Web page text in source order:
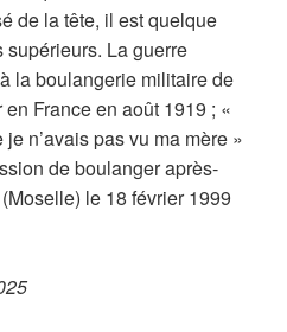
de la tête, il est quelque
supérieurs. La guerre
la boulangerie militaire de
France en août 1919 ; «
n’avais pas vu ma mère »
de boulanger après-
le 18 février 1999